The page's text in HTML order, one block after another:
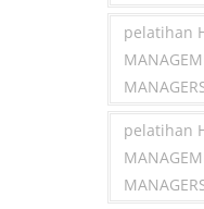
pelatihan
pelatihan